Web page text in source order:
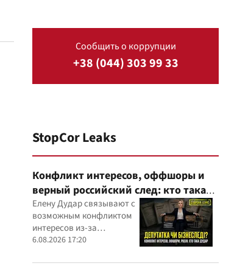
Сообщить о коррупции
+38 (044) 303 99 33
StopCor Leaks
Конфликт интересов, оффшоры и
верный российский след: кто такая
Елена Дударь
Елену Дудар связывают с
возможным конфликтом
интересов из-за
семейного строительного
скандалов, судебных дел
6.08.2026 17:20